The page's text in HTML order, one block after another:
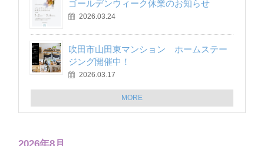
ゴールデンウィーク休業のお知らせ
2026.03.24
吹田市山田東マンション ホームステー
ジング開催中！
2026.03.17
MORE
2026年8月